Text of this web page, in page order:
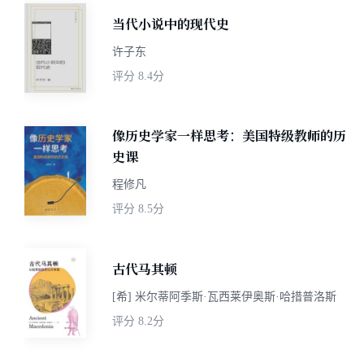
当代小说中的现代史
许子东
评分 8.4分
像历史学家一样思考：美国特级教师的历
史课
程修凡
评分 8.5分
古代马其顿
[希] 米尔蒂阿季斯·瓦西莱伊奥斯·哈措普洛斯
评分 8.2分